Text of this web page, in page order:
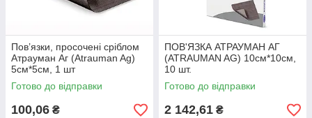
Пов’язки, просочені сріблом
Атрауман Aг (Atrauman Ag)
5см*5см, 1 шт
Готово до відправки
100,06 ₴
ПОВ'ЯЗКА АТРАУМАН AГ
(ATRAUMAN AG) 10см*10см,
10 шт.
Готово до відправки
2 142,61 ₴